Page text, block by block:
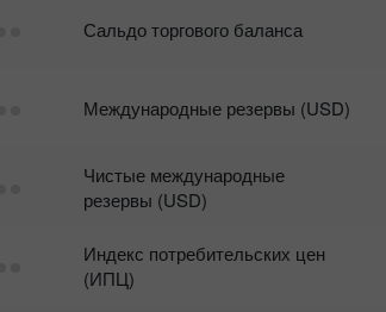
Сальдо торгового баланса
Международные резервы (USD)
Чистые международные
резервы (USD)
Индекс потребительских цен
(ИПЦ)